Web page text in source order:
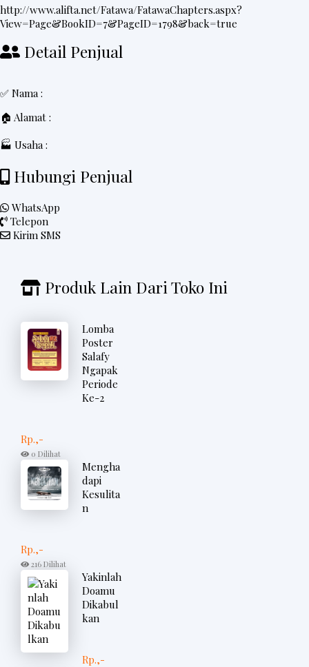
http://www.alifta.net/Fatawa/FatawaChapters.aspx?
View=Page&BookID=7&PageID=1798&back=true
Detail Penjual
✅ Nama :
🏠 Alamat :
🏭 Usaha :
Hubungi Penjual
WhatsApp
Telepon
Kirim SMS
Produk Lain Dari Toko Ini
Lomba
Poster
Salafy
Ngapak
Periode
Ke-2
Rp.,-
0 Dilihat
Mengha
dapi
Kesulita
n
Rp.,-
216 Dilihat
Yakinlah
Doamu
Dikabul
kan
Rp.,-